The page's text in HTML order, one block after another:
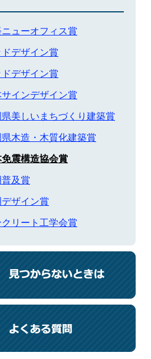
ニューオフィス賞
ドデザイン賞
ドデザイン賞
サインデザイン賞
美しいまちづくり建築賞
木造・木質化建築賞
免震構造協会賞
普及賞
デザイン賞
クリート工学会賞